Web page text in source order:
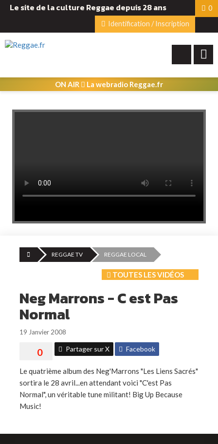
Le site de la culture Reggae depuis 28 ans
0
Identification / Inscription
ON AIR La webradio Reggae.fr
REGGAE TV REGGAE LOCAL
TOUTES LES VIDÉOS
Neg Marrons - C est Pas
Normal
19 Janvier 2008
Partager sur X Facebook
Le quatrième album des Neg'Marrons "Les Liens Sacrés"
sortira le 28 avril...en attendant voici "C'est Pas
Normal", un véritable tune militant! Big Up Because
Music!